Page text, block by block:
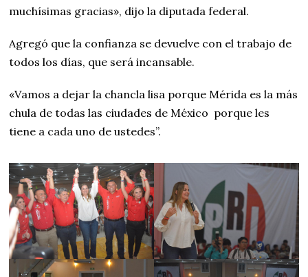
muchísimas gracias», dijo la diputada federal.
Agregó que la confianza se devuelve con el trabajo de
todos los días, que será incansable.
«Vamos a dejar la chancla lisa porque Mérida es la más
chula de todas las ciudades de México porque les
tiene a cada uno de ustedes”.